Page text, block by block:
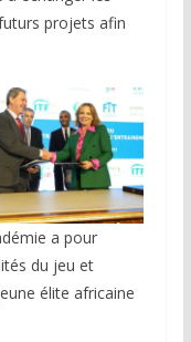
projets afin
a pour
du jeu et
élite africaine